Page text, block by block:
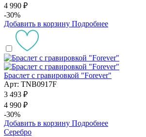
4 990 ₽
-30%
Добавить в корзину Подробнее
Браслет с гравировкой "Forever"
Арт: TNB0917F
3 493 ₽
4 990 ₽
-30%
Добавить в корзину Подробнее
Серебро